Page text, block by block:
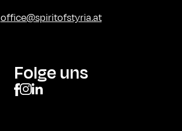
office@spiritofstyria.at
Folge uns